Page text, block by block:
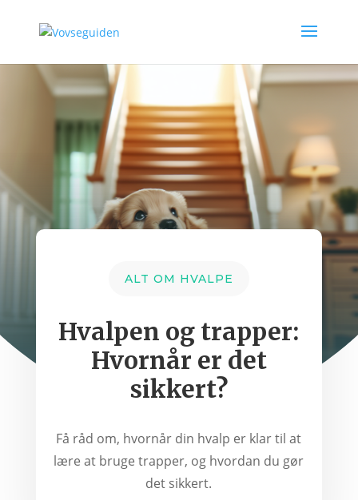
ALT OM HVALPE
Hvalpen og trapper:
Hvornår er det
sikkert?
Få råd om, hvornår din hvalp er klar til at
lære at bruge trapper, og hvordan du gør
det sikkert.